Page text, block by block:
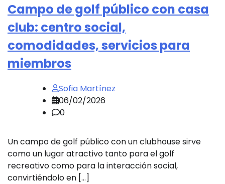
Campo de golf público con casa
club: centro social,
comodidades, servicios para
miembros
Sofia Martínez
06/02/2026
0
Un campo de golf público con un clubhouse sirve
como un lugar atractivo tanto para el golf
recreativo como para la interacción social,
convirtiéndolo en […]